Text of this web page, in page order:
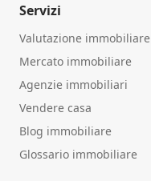
Servizi
Valutazione immobiliare
Mercato immobiliare
Agenzie immobiliari
Vendere casa
Blog immobiliare
Glossario immobiliare